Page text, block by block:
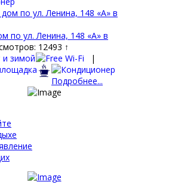
по ул. Ленина, 148 «А» в
12493 ↑
|
Подробнее...